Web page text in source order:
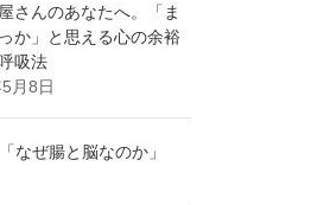
さんのあなたへ。「ま
か」と思える心の余裕
吸法
月8日
なぜ腸と脳なのか」